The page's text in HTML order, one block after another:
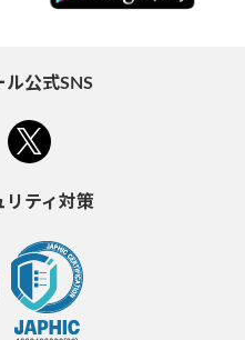
ル公式SNS
リティ対策